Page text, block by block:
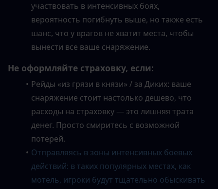
участвовать в интенсивных боях,
вероятность погибнуть выше, но также есть
шанс, что у врагов не хватит места, чтобы
вынести все ваше снаряжение.
Не оформляйте страховку, если:
Рейды «из грязи в князи» / за Диких: ваше
снаряжение стоит настолько дешево, что
расходы на страховку — это лишняя трата
денег. Просто смиритесь с возможной
потерей.
Отправляясь в зоны интенсивных боевых
действий: в таких популярных местах, как
мотель, игроки будут тщательно обыскивать